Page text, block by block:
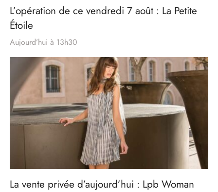
L’opération de ce vendredi 7 août : La Petite
Étoile
Aujourd’hui à 13h30
La vente privée d’aujourd’hui : Lpb Woman